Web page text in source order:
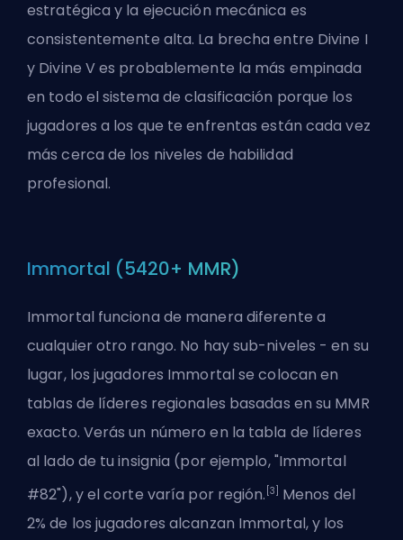
estratégica y la ejecución mecánica es
consistentemente alta. La brecha entre Divine I
y Divine V es probablemente la más empinada
en todo el sistema de clasificación porque los
jugadores a los que te enfrentas están cada vez
más cerca de los niveles de habilidad
profesional.
Immortal (5420+ MMR)
Immortal funciona de manera diferente a
cualquier otro rango. No hay sub-niveles - en su
lugar, los jugadores Immortal se colocan en
tablas de líderes regionales basadas en su MMR
exacto. Verás un número en la tabla de líderes
al lado de tu insignia (por ejemplo, "Immortal
#82"), y el corte varía por región. [3]
Menos del
2% de los jugadores alcanzan Immortal, y los